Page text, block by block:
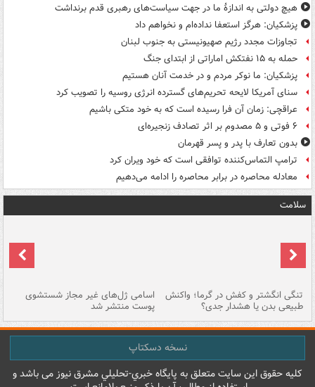
هیچ دولتی به اندازۀ ما در جهت سیاست‌های رهبری قدم برنداشت
پزشکیان: هرگز استعفا نداده‌ام و نخواهم داد
تجاوزات مجدد رژیم صهیونیستی به جنوب لبنان
حمله به ۱۵ نفتکش‌ اماراتی از ابتدای جنگ
پزشکیان: ما نوکر مردم و در خدمت آنان هستیم
سنای آمریکا لایحه تحریم‌های گسترده انرژی روسیه را تصویب کرد
عراقچی: زمان آن فرا رسیده است که به خود متکی باشیم
۶ فوتی و ۵ مصدوم بر اثر تصادف زنجیره‌ای
بدون تعارف با پدر و پسر قهرمان
ترامپ التماس‌کننده توافقی است که خود ویران کرد
معادله محاصره در برابر محاصره را ادامه می‌دهیم
سلامت
تنگی انگشتر و کفش در گرما؛ واکنش
طبیعی بدن یا هشدار جدی؟
اسامی ژل‌های غیر مجاز شستشوی
پوست منتشر شد
نسخه دسکتاپ
کليه حقوق اين سايت متعلق به پایگاه خبري-تحليلي مشرق نيوز می باشد و